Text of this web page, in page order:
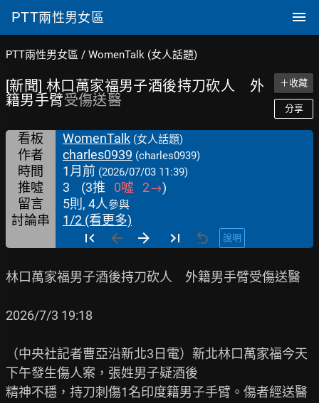
PTT兩性男女區
PTT兩性男女區 / WomenTalk (女人話題)
[新聞] 林口萬家福男子酒後持刀砍人 外
籍男手臂受傷送醫
＋收藏
分享
看板 WomenTalk (女人話題)
作者 charles0939 (charles0939)
時間 1月前 (2026/07/03 11:39)
推噓 3 (3推 0噓 2→)
留言
5則, 4人參與
討論串 1/2 (看更多)
說明
林口萬家福男子酒後持刀砍人　外籍男手臂受傷送醫
2026/7/3 19:18
（中央社記者曹亞沿新北3日電）新北林口萬家福今天
下午發生傷人案，張姓男子疑酒後
精神不穩，持刀刺傷1名印度籍男子手臂。傷者經送醫